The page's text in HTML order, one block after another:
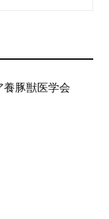
養豚獣医学会